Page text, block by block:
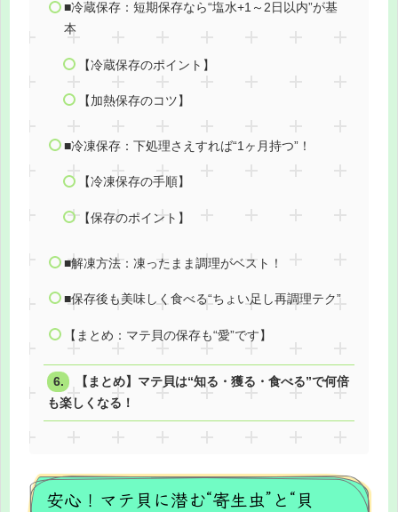
■冷蔵保存：短期保存なら“塩水+1～2日以内”が基
本
【冷蔵保存のポイント】
【加熱保存のコツ】
■冷凍保存：下処理さえすれば“1ヶ月持つ”！
【冷凍保存の手順】
【保存のポイント】
■解凍方法：凍ったまま調理がベスト！
■保存後も美味しく食べる“ちょい足し再調理テク”
【まとめ：マテ貝の保存も“愛”です】
【まとめ】マテ貝は“知る・獲る・食べる”で何倍
も楽しくなる！
安心！マテ貝に潜む“寄生虫”と“貝